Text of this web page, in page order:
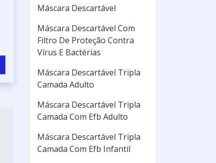
Máscara Descartável
Máscara Descartável Com
Filtro De Proteção Contra
Vírus E Bactérias
Máscara Descartável Tripla
Camada Adulto
Máscara Descartável Tripla
Camada Com Efb Adulto
Máscara Descartável Tripla
Camada Com Efb Infantil